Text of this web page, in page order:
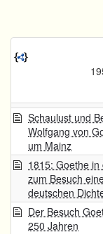
Schaulust und
Wolfgang von
um Mainz
1815: Goethe
zum Besuch
deutschen
Der Besuch
250 Jahren